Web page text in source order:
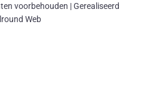
voorbehouden | Gerealiseerd
Web